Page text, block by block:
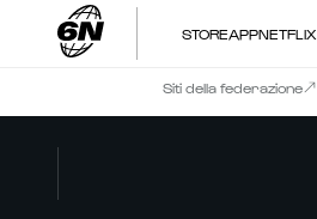
STOREAPPNETFLIX
Siti della federazione